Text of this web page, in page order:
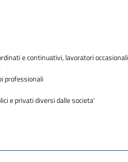
e continuativi, lavoratori occasionali
professionali
e privati diversi dalle societa'